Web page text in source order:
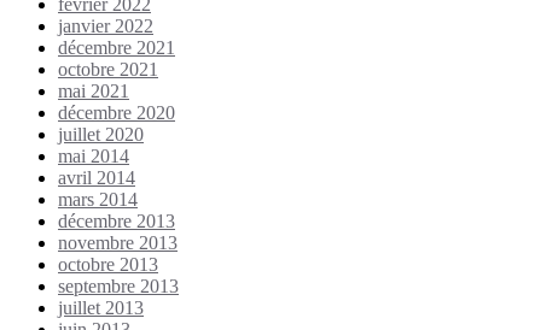
janvier 2022
décembre 2021
octobre 2021
mai 2021
décembre 2020
juillet 2020
mai 2014
avril 2014
mars 2014
décembre 2013
novembre 2013
octobre 2013
septembre 2013
juillet 2013